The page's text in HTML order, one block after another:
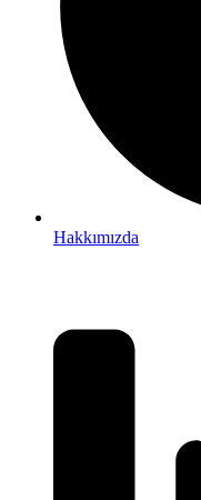
Hakkımızda